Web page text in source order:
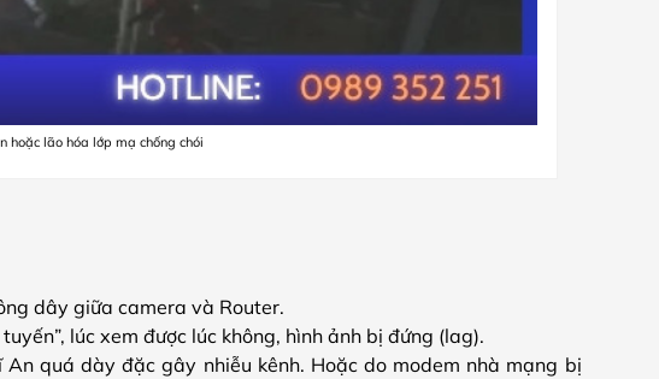
lão hóa lớp mạ chống chói
dây giữa camera và Router.
lúc xem được lúc không, hình ảnh bị đứng (lag).
quá dày đặc gây nhiễu kênh. Hoặc do modem nhà mạng bị